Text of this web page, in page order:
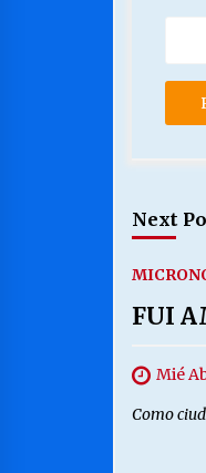
Next
FUI
Mié
Como